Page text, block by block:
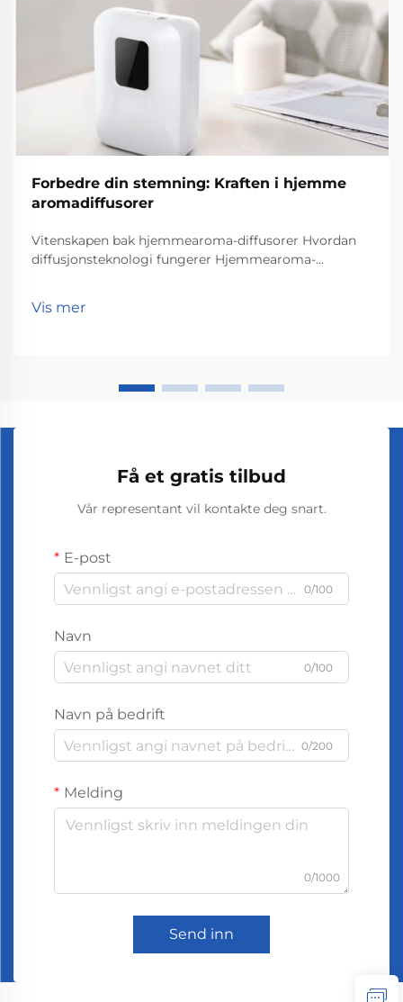
Forbedre din stemning: Kraften i hjemme
aromadiffusorer
Vitenskapen bak hjemmearoma-diffusorer Hvordan
diffusjonsteknologi fungerer Hjemmearoma-
utover i et rom. Grunnleggende skjer følgende: de
Vis mer
Få et gratis tilbud
Vår representant vil kontakte deg snart.
E-post
0/100
Navn
0/100
Navn på bedrift
0/200
Melding
0/1000
Send inn